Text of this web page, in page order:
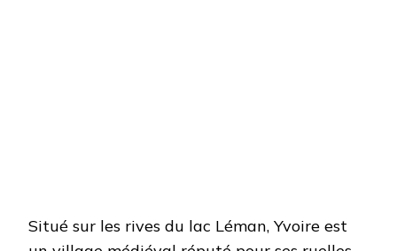
Situé sur les rives du lac Léman, Yvoire est